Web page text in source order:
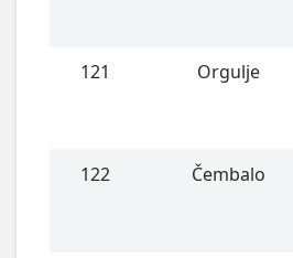
121 Orgulje
122 Čembalo